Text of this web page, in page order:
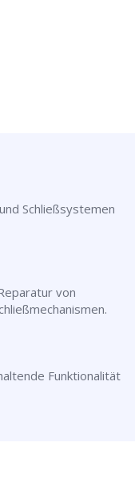
Schließsystemen
von
Funktionalität